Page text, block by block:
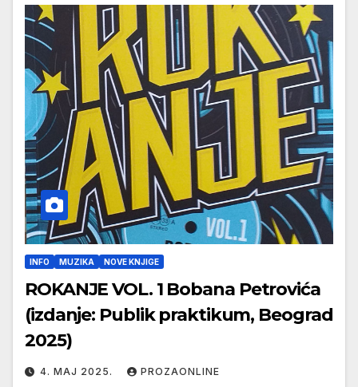
INFO MUZIKA NOVE KNJIGE
ROKANJE VOL. 1 Bobana Petrovića
(izdanje: Publik praktikum, Beograd
2025)
4. МАЈ 2025. PROZAONLINE